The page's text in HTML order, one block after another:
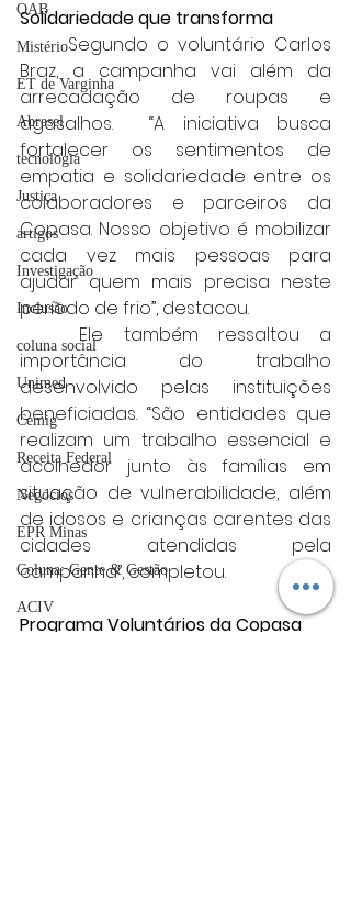
OAB
Mistério
ET de Varginha
Abrasel
tecnologia
Justiça
artigos
Investigação
Inclusão
coluna social
Unimed
Cemig
Receita Federal
Negócios
EPR Minas
Coluna: Gente & Gestão
ACIV
Solidariedade que transforma
	Segundo o voluntário Carlos
Braz, a campanha vai além da
arrecadação de roupas e
agasalhos.  “A iniciativa busca
fortalecer os sentimentos de
empatia e solidariedade entre os
colaboradores e parceiros da
Copasa. Nosso objetivo é mobilizar
cada vez mais pessoas para
ajudar quem mais precisa neste
período de frio”, destacou.
	Ele também ressaltou a
importância do trabalho
desenvolvido pelas instituições
beneficiadas. “São entidades que
realizam um trabalho essencial e
acolhedor junto às famílias em
situação de vulnerabilidade, além
de idosos e crianças carentes das
cidades atendidas pela
campanha”, completou.
Programa Voluntários da Copasa